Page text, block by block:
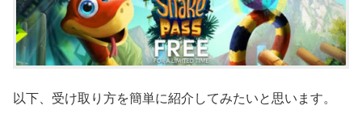
以下、受け取り方を簡単に紹介してみたいと思います。